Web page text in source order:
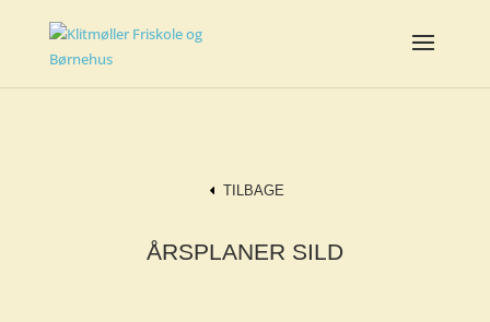
TILBAGE
ÅRSPLANER SILD